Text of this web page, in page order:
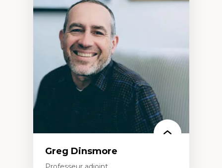
Pédagogies critiques et justice sociale
Éthique relationnelle et sollicitude en
éducation
Décolonisation et autochtonisation de la
formation à l’enseignement
Littératie et didactique du français
Éducation inclusive
Formation à l’enseignement en contexte
francophone minoritaire
Identité linguistique et culturelle
Recherche-action et approches
participatives
Leadership éducatif et pratiques réflexives
Éducation durable et bien-être en
Greg Dinsmore